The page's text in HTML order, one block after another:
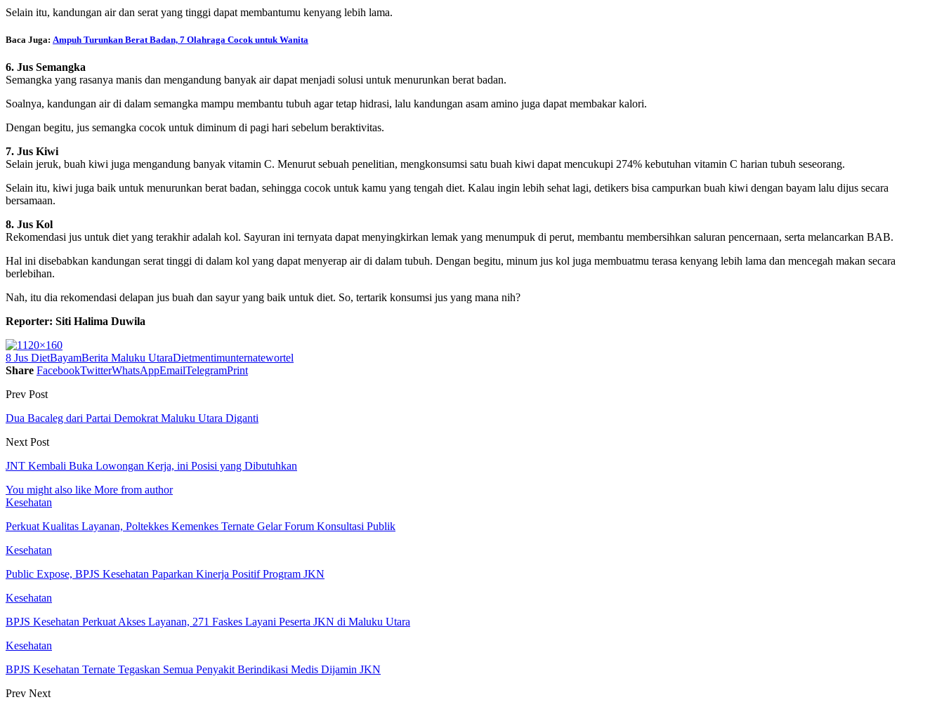
Selain itu, kandungan air dan serat yang tinggi dapat membantumu kenyang lebih lama.
Baca Juga: Ampuh Turunkan Berat Badan, 7 Olahraga Cocok untuk Wanita
6. Jus Semangka
Semangka yang rasanya manis dan mengandung banyak air dapat menjadi solusi untuk menurunkan berat badan.
Soalnya, kandungan air di dalam semangka mampu membantu tubuh agar tetap hidrasi, lalu kandungan asam amino juga dapat membakar kalori.
Dengan begitu, jus semangka cocok untuk diminum di pagi hari sebelum beraktivitas.
7. Jus Kiwi
Selain jeruk, buah kiwi juga mengandung banyak vitamin C. Menurut sebuah penelitian, mengkonsumsi satu buah kiwi dapat mencukupi 274% kebutuhan vitamin C harian tubuh seseorang.
Selain itu, kiwi juga baik untuk menurunkan berat badan, sehingga cocok untuk kamu yang tengah diet. Kalau ingin lebih sehat lagi, detikers bisa campurkan buah kiwi dengan bayam lalu dijus secara
bersamaan.
8. Jus Kol
Rekomendasi jus untuk diet yang terakhir adalah kol. Sayuran ini ternyata dapat menyingkirkan lemak yang menumpuk di perut, membantu membersihkan saluran pencernaan, serta melancarkan BAB.
Hal ini disebabkan kandungan serat tinggi di dalam kol yang dapat menyerap air di dalam tubuh. Dengan begitu, minum jus kol juga membuatmu terasa kenyang lebih lama dan mencegah makan secara
berlebihan.
Nah, itu dia rekomendasi delapan jus buah dan sayur yang baik untuk diet. So, tertarik konsumsi jus yang mana nih?
Reporter: Siti Halima Duwila
8 Jus DietBayamBerita Maluku UtaraDietmentimunternatewortel
Share FacebookTwitterWhatsAppEmailTelegramPrint
Prev Post
Dua Bacaleg dari Partai Demokrat Maluku Utara Diganti
Next Post
JNT Kembali Buka Lowongan Kerja, ini Posisi yang Dibutuhkan
You might also like More from author
Kesehatan
Perkuat Kualitas Layanan, Poltekkes Kemenkes Ternate Gelar Forum Konsultasi Publik
Kesehatan
Public Expose, BPJS Kesehatan Paparkan Kinerja Positif Program JKN
Kesehatan
BPJS Kesehatan Perkuat Akses Layanan, 271 Faskes Layani Peserta JKN di Maluku Utara
Kesehatan
BPJS Kesehatan Ternate Tegaskan Semua Penyakit Berindikasi Medis Dijamin JKN
Prev Next